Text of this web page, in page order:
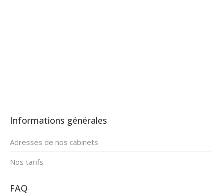
Informations générales
Adresses de nos cabinets
Nos tarifs
FAQ